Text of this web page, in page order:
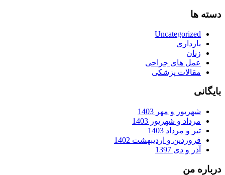
دسته ها
Uncategorized
بارداری
زنان
عمل های جراحی
مقالات پزشکی
بایگانی
شهریور و مهر 1403
مرداد و شهریور 1403
تیر و مرداد 1403
فروردین و اردیبهشت 1402
آذر و دی 1397
درباره من